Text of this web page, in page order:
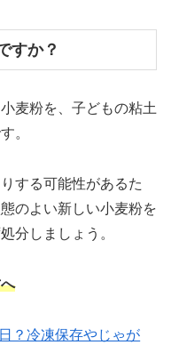
すか？
麦粉を、子どもの粘土
。
する可能性があるた
のよい新しい小麦粉を
分しましょう。
？冷凍保存やじゃが